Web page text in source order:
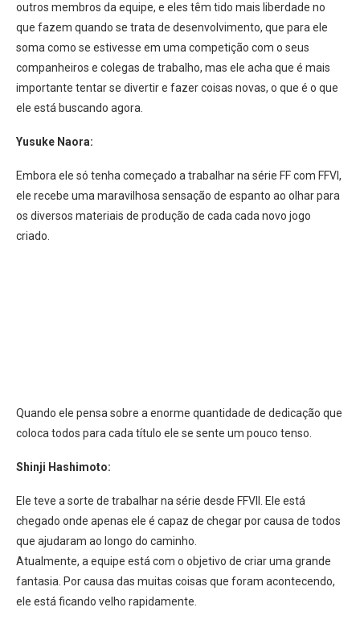
outros membros da equipe, e eles têm tido mais liberdade no
que fazem quando se trata de desenvolvimento, que para ele
soma como se estivesse em uma competição com o seus
companheiros e colegas de trabalho, mas ele acha que é mais
importante tentar se divertir e fazer coisas novas, o que é o que
ele está buscando agora.
Yusuke Naora:
Embora ele só tenha começado a trabalhar na série FF com FFVI,
ele recebe uma maravilhosa sensação de espanto ao olhar para
os diversos materiais de produção de cada cada novo jogo
criado.
Quando ele pensa sobre a enorme quantidade de dedicação que
coloca todos para cada título ele se sente um pouco tenso.
Shinji Hashimoto:
Ele teve a sorte de trabalhar na série desde FFVII. Ele está
chegado onde apenas ele é capaz de chegar por causa de todos
que ajudaram ao longo do caminho.
Atualmente, a equipe está com o objetivo de criar uma grande
fantasia. Por causa das muitas coisas que foram acontecendo,
ele está ficando velho rapidamente.